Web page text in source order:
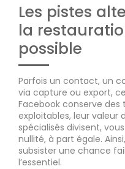
Les pistes
la
possible
Parfois un contact, un
via capture ou export,
Facebook conserve
exploitables, leur valeur
spécialisés divisent,
nullité, à part égale.
subsister une chance
l’essentiel.